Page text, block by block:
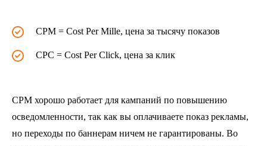
CPM = Cost Per Mille, цена за тысячу показов
CPC = Cost Per Click, цена за клик
CPM хорошо работает для кампаний по повышению
осведомленности, так как вы оплачиваете показ рекламы,
но переходы по баннерам ничем не гарантированы. Во